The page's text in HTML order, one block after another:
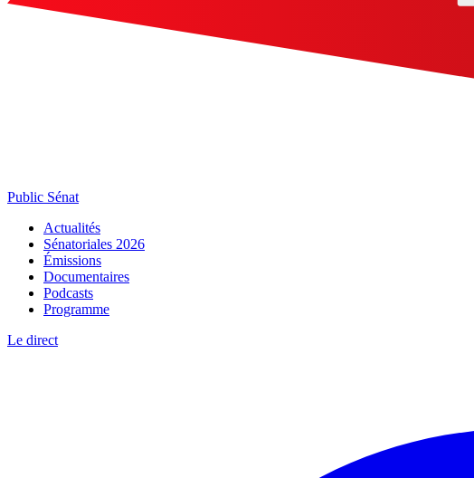
Public Sénat
Actualités
Sénatoriales 2026
Émissions
Documentaires
Podcasts
Programme
Le direct